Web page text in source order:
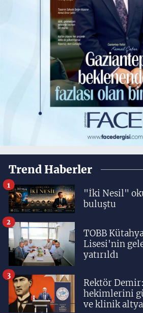
Trend Haberler
"İki Nesil"
buluştu
1
TOBB
Lisesi'nin
yatırıldı
2
Rektör
hekimlerini
ve klinik
3